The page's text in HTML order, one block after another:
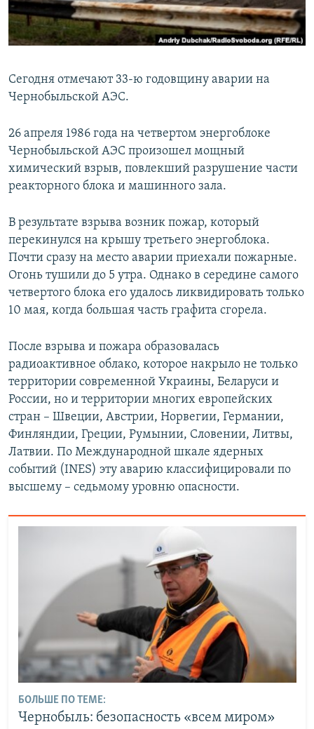
ПОБЕДИТЕЛЕЙ НЕ СУДЯТ?
КРЫМ.НЕПОКОРЕННЫЙ
УКРАИНСКАЯ ПРОБЛЕМА КРЫМА
ПРИСОЕДИНЯЙТЕСЬ!
Все сайты RFE/RL
Сегодня отмечают 33-ю годовщину аварии на
Чернобыльской АЭС.
26 апреля 1986 года на четвертом энергоблоке
Чернобыльской АЭС произошел мощный
химический взрыв, повлекший разрушение части
реакторного блока и машинного зала.
В результате взрыва возник пожар, который
перекинулся на крышу третьего энергоблока.
Почти сразу на место аварии приехали пожарные.
Огонь тушили до 5 утра. Однако в середине самого
четвертого блока его удалось ликвидировать только
10 мая, когда большая часть графита сгорела.
После взрыва и пожара образовалась
радиоактивное облако, которое накрыло не только
территории современной Украины, Беларуси и
России, но и территории многих европейских
стран – Швеции, Австрии, Норвегии, Германии,
Финляндии, Греции, Румынии, Словении, Литвы,
Латвии. По Международной шкале ядерных
событий (INES) эту аварию классифицировали по
высшему – седьмому уровню опасности.
БОЛЬШЕ ПО ТЕМЕ:
Чернобыль: безопасность «всем миром»